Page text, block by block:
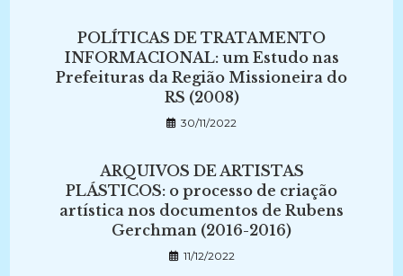
POLÍTICAS DE TRATAMENTO
INFORMACIONAL: um Estudo nas
Prefeituras da Região Missioneira do
RS (2008)
30/11/2022
ARQUIVOS DE ARTISTAS
PLÁSTICOS: o processo de criação
artística nos documentos de Rubens
Gerchman (2016-2016)
11/12/2022